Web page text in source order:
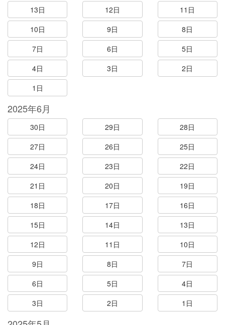
13日
12日
11日
10日
9日
8日
7日
6日
5日
4日
3日
2日
1日
2025年6月
30日 29日
28日
27日
26日
25日
24日
23日
22日
21日
20日
19日
18日
17日
16日
15日
14日
13日
12日
11日
10日
9日
8日
7日
6日
5日
4日
3日
2日 1日